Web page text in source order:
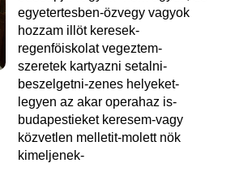
egyetertesben-özvegy vagyok
hozzam illöt keresek-
regenföiskolat vegeztem-
szeretek kartyazni setalni-
beszelgetni-zenes helyeket-
legyen az akar operahaz is-
budapestieket keresem-vagy
közvetlen melletit-molett nök
kimeljenek-